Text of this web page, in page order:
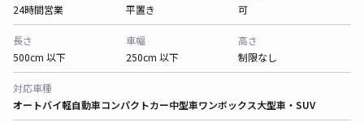
24時間営業
平置き
可
長さ
500cm 以下
車幅
250cm 以下
高さ
制限なし
対応車種
オートバイ軽自動車コンパクトカー中型車ワンボックス大型車・SUV